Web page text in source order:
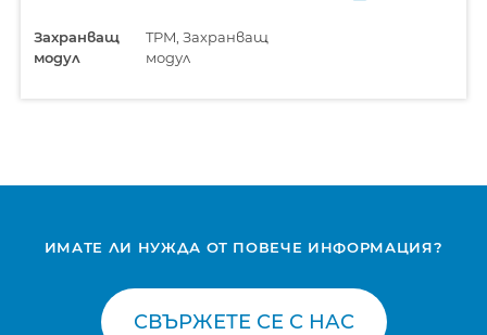
Захранващ
модул
TPM, Захранващ
модул
ИМАТЕ ЛИ НУЖДА ОТ ПОВЕЧЕ ИНФОРМАЦИЯ?
СВЪРЖЕТЕ СЕ С НАС